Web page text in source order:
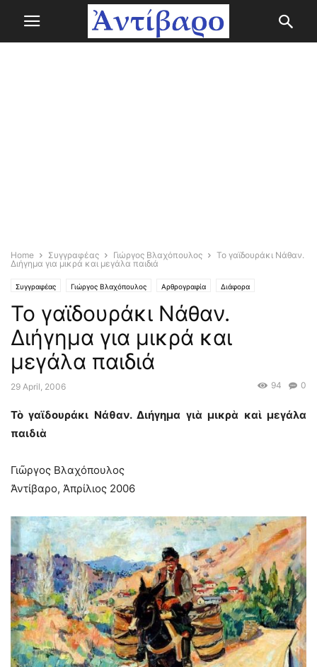
Home Συγγραφέας Γιώργος Βλαχόπουλος
Το γαϊδουράκι Νάθαν.
Διήγημα για μικρά και μεγάλα παιδιά
Συγγραφέας Γιώργος Βλαχόπουλος Αρθρογραφία Διάφορα
Το γαϊδουράκι Νάθαν.
Διήγημα για μικρά και
μεγάλα παιδιά
29 April, 2006 0
94
Τὸ γαϊδουράκι Νάθαν. Διήγημα γιὰ μικρὰ καὶ μεγάλα
παιδιὰ
Γιῶργος Βλαχόπουλος
Ἀντίβαρο, Ἀπρίλιος 2006